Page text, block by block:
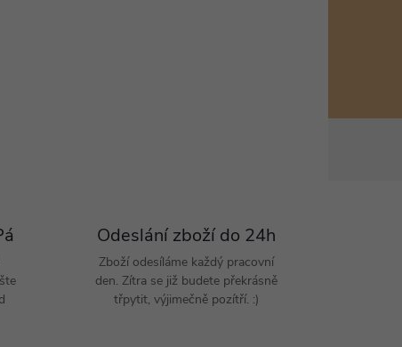
Odeslání zboží do 24h
Zboží odesíláme každý pracovní
den. Zítra se již budete překrásně
třpytit, výjimečně pozítří. :)